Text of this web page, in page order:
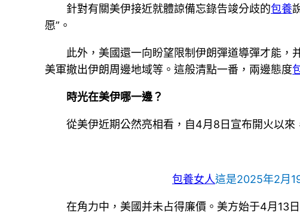
針對有關美伊接近就體諒備忘錄告竣分歧的包養
愿”。
此外，美國還一向盼望限制伊朗彈道導彈才能，
美軍撤出伊朗周邊地域等。這般清點一番，兩邊態度
時光在美伊哪一邊？
從美伊近期公然亮相看，自4月8日宣布開火以
包養女人這是2025年2月
在角力中，美國并未占得廉價。美方始于4月13